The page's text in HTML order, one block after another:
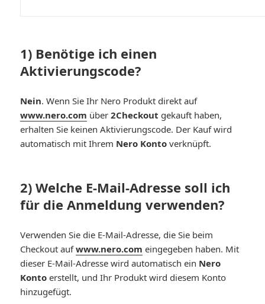
1) Benötige ich einen
Aktivierungscode?
Nein. Wenn Sie Ihr Nero Produkt direkt auf
www.nero.com über2Checkout gekauft haben,
erhalten Sie keinen Aktivierungscode. Der Kauf wird
automatisch mit Ihrem Nero Konto verknüpft.
2) Welche E-Mail-Adresse soll ich
für die Anmeldung verwenden?
Verwenden Sie die E-Mail-Adresse, die Sie beim
Checkout aufwww.nero.com eingegeben haben. Mit
dieser E-Mail-Adresse wird automatisch ein Nero
Konto erstellt, und Ihr Produkt wird diesem Konto
hinzugefügt.